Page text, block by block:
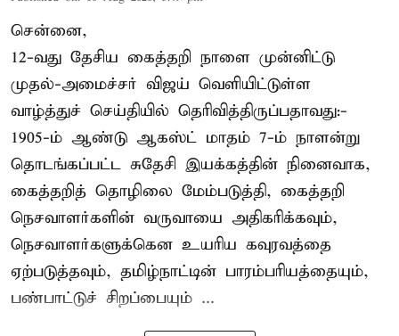
சென்னை,
12-வது தேசிய கைத்தறி நாளை முன்னிட்டு
முதல்-அமைச்சர் விஜய் வெளியிட்டுள்ள
வாழ்த்துச் செய்தியில் தெரிவித்திருப்பதாவது:-
1905-ம் ஆண்டு ஆகஸ்ட் மாதம் 7-ம் நாளன்று
தொடங்கப்பட்ட சுதேசி இயக்கத்தின் நினைவாக,
கைத்தறித் தொழிலை மேம்படுத்தி, கைத்தறி
நெசவாளர்களின் வருவாயை அதிகரிக்கவும்,
நெசவாளர்களுக்கென உயரிய கவுரவத்தை
ஏற்படுத்தவும், தமிழ்நாட்டின் பாரம்பரியத்தையும்,
பண்பாட்டுச் சிறப்பையும் ...